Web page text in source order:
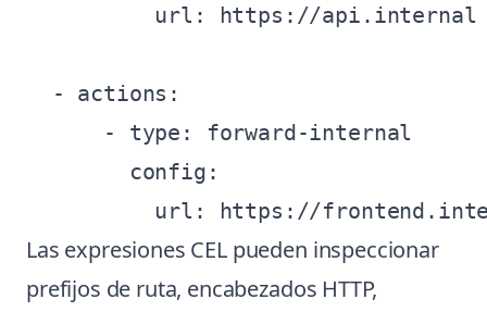
          url: https://api.internal
  - actions:
      - type: forward-internal
        config:
Las expresiones CEL pueden inspeccionar
prefijos de ruta, encabezados HTTP,